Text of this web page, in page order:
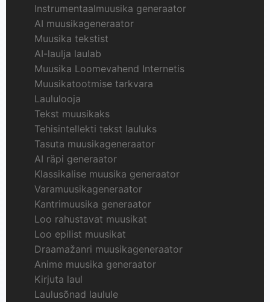
Instrumentaalmuusika generaator
AI muusikageneraator
Muusika tekstist
AI-laulja laulab
Muusika Loomevahend Internetis
Muusikatootmise tarkvara
Laululooja
Tekst muusikaks
Tehisintellekti tekst lauluks
Tasuta muusikageneraator
AI räpi generaator
Klassikalise muusika generaator
Varamuusikageneraator
Kantrimuusika generaator
Loo rahustavat muusikat
Loo epilist muusikat
Draamažanri muusikageneraator
Anime muusika generaator
Kirjuta laul
Laulusõnad laulule